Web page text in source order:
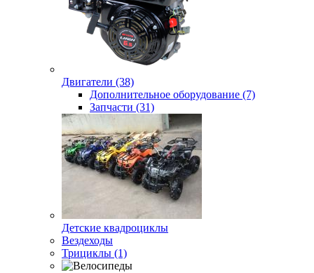
Двигатели (38)
Дополнительное оборудование (7)
Запчасти (31)
Детские квадроциклы
Вездеходы
Трициклы (1)